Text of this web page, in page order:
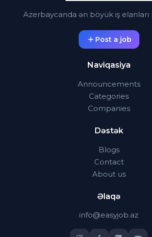
Azerbaycanda ən böyük iş elanları
Post a job
Naviqasiya
Announcements
Categories
Companies
Dəstək
Blogs
Contact
About us
Əlaqə
info@easyjob.az